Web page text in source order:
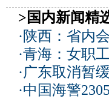
>国内新闻精
· 陕西：省内
·青海：女职
·广东取消暂
·中国海警